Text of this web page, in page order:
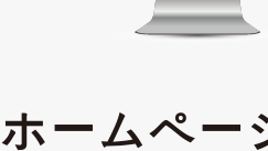
ホームペー